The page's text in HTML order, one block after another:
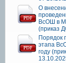
О
ВсОШ в
(приказ
Порядок
этапа
году